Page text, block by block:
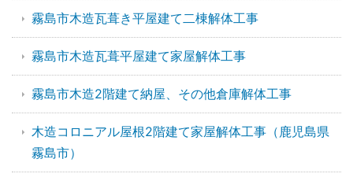
霧島市木造瓦葺き平屋建て二棟解体工事
霧島市木造瓦葺平屋建て家屋解体工事
霧島市木造2階建て納屋、その他倉庫解体工事
木造コロニアル屋根2階建て家屋解体工事（鹿児島県
霧島市）